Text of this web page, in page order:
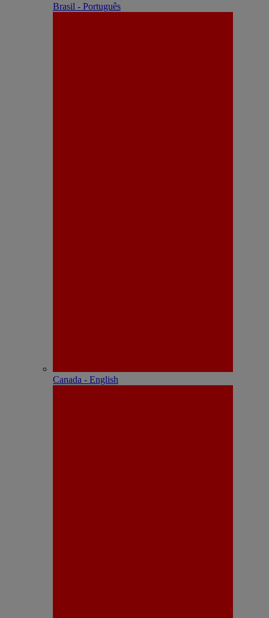
Brasil - Português
Canada - English